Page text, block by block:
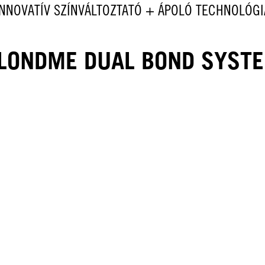
SZÍNVÁLTOZTATÓ + ÁPOLÓ
DUAL BOND